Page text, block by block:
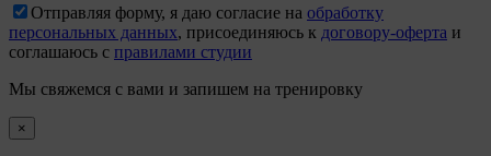
Отправляя форму, я даю согласие на обработку
персональных данных, присоединяюсь к договору-оферта и
соглашаюсь с правилами студии
Мы свяжемся с вами и запишем на тренировку
×